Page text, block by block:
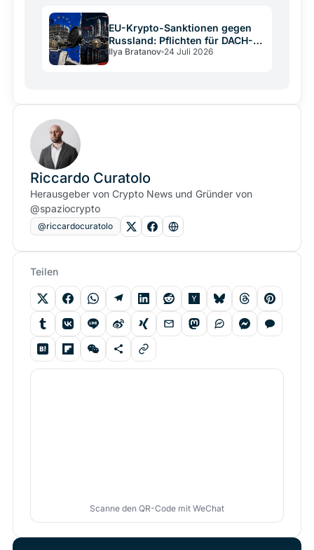
EU-Krypto-Sanktionen gegen
Russland: Pflichten für DACH-
Betreiber
Ilya Bratanov 24 Juli 2026
Riccardo Curatolo
Herausgeber von Crypto News und Gründer von
@spaziocrypto
@riccardocuratolo
Teilen
Scanne den QR-Code mit WeChat